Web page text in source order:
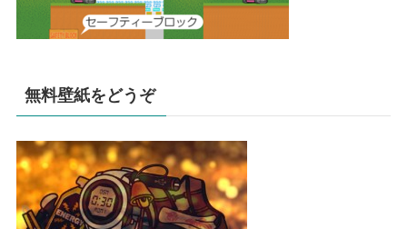
無料壁紙をどうぞ